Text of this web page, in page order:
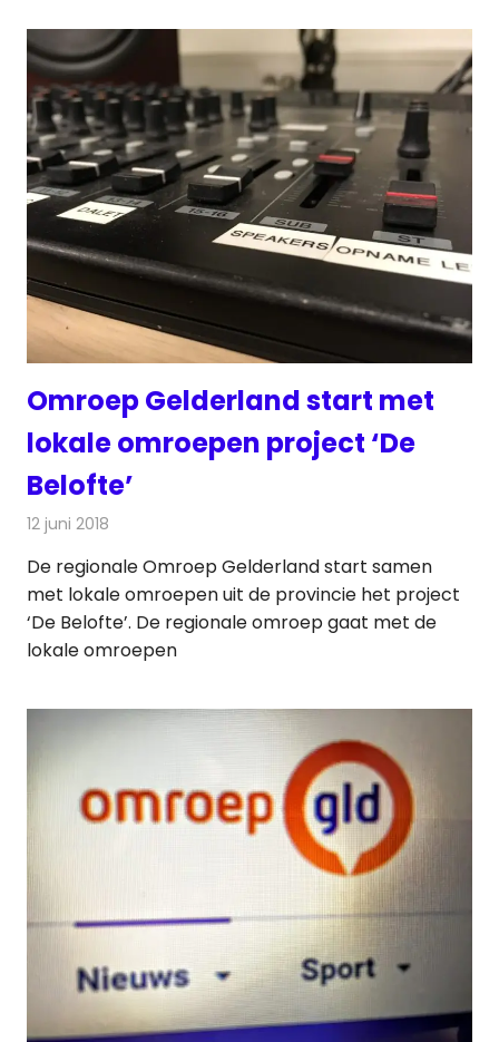
Omroep Gelderland start met
lokale omroepen project ‘De
Belofte’
12 juni 2018
De regionale Omroep Gelderland start samen
met lokale omroepen uit de provincie het project
‘De Belofte’. De regionale omroep gaat met de
lokale omroepen